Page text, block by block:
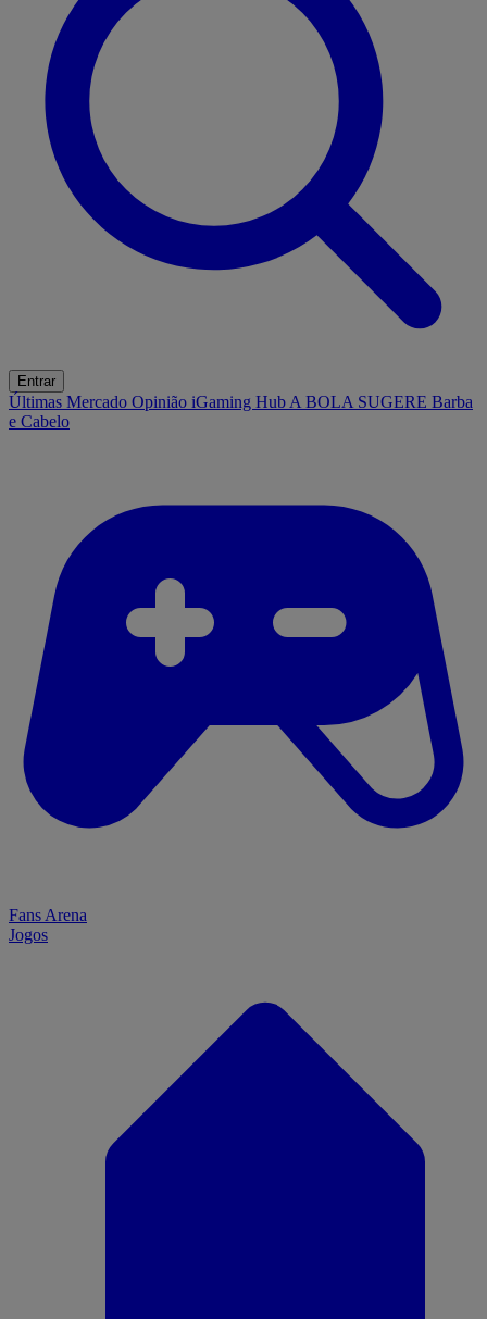
Entrar
Últimas Mercado Opinião iGaming Hub A BOLA SUGERE Barba
e Cabelo
Fans Arena
Jogos